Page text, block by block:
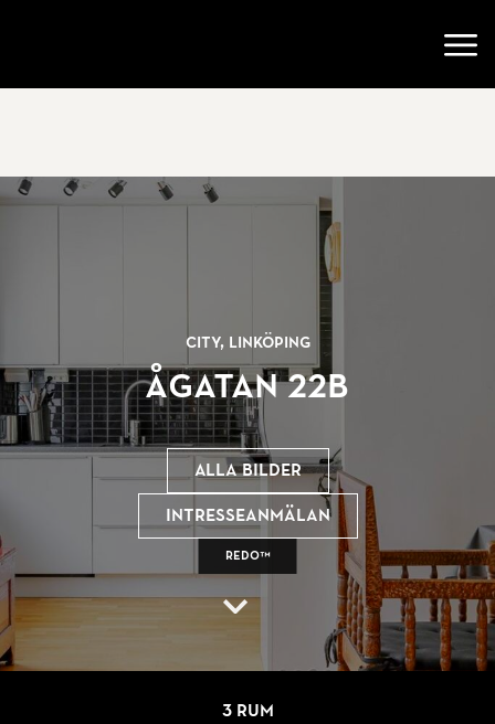
City, Linköping
Ågatan 22B
REDO™
Alla bilder
Intresseanmälan
3 rum